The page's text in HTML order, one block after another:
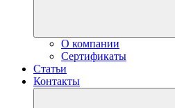
О компании
Сертификаты
Статьи
Контакты